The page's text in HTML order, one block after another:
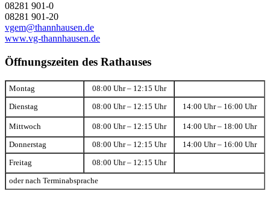
08281 901-0
08281 901-20
vgem@thannhausen.de
www.vg-thannhausen.de
Öffnungszeiten des Rathauses
Montag 08:00 Uhr – 12:15 Uhr
Dienstag 08:00 Uhr – 12:15 Uhr 14:00 Uhr – 16:00 Uhr
Mittwoch 08:00 Uhr – 12:15 Uhr 14:00 Uhr – 18:00 Uhr
Donnerstag 08:00 Uhr – 12:15 Uhr 14:00 Uhr – 16:00 Uhr
Freitag 08:00 Uhr – 12:15 Uhr
oder nach Terminabsprache